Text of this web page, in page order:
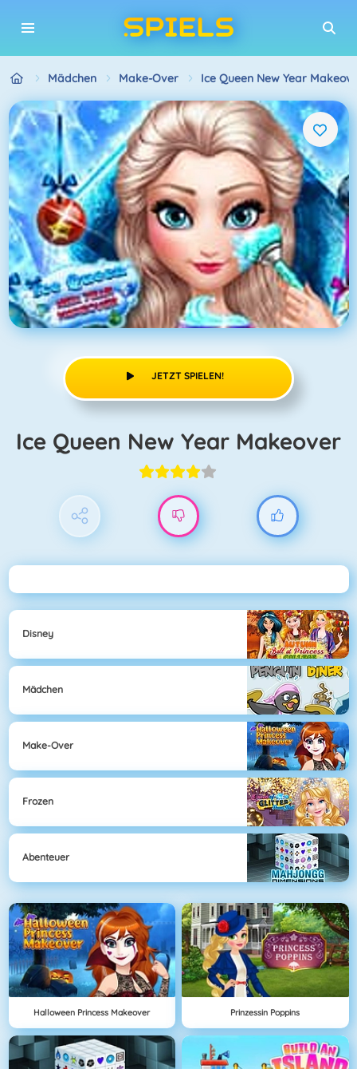
Mädchen Make-Over Ice Queen New Year
JETZT SPIELEN!
Ice Queen New Year Makeover
Disney
Mädchen
Make-Over
Frozen
Abenteuer
Halloween Princess Makeover Prinzessin Poppins